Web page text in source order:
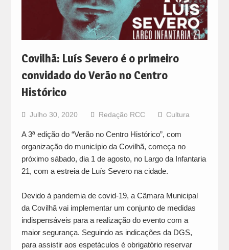
Covilhã: Luís Severo é o primeiro
convidado do Verão no Centro
Histórico
Julho 30, 2020 Redação RCC Cultura
A 3ª edição do “Verão no Centro Histórico”, com
organização do município da Covilhã, começa no
próximo sábado, dia 1 de agosto, no Largo da Infantaria
21, com a estreia de Luís Severo na cidade.
Devido à pandemia de covid-19, a Câmara Municipal
da Covilhã vai implementar um conjunto de medidas
indispensáveis para a realização do evento com a
maior segurança. Seguindo as indicações da DGS,
para assistir aos espetáculos é obrigatório reservar